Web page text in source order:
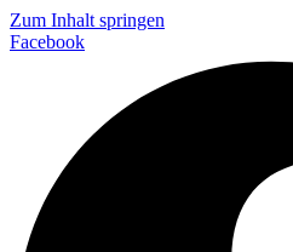
Zum Inhalt springen
Facebook